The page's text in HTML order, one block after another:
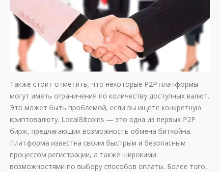
Также стоит отметить, что некоторые P2P платформы
могут иметь ограничения по количеству доступных валют.
Это может быть проблемой, если вы ищете конкретную
криптовалюту. LocalBitcoins — это одна из первых P2P
бирж, предлагающих возможность обмена биткойна.
Платформа известна своим быстрым и безопасным
процессом регистрации, а также широкими
возможностями по выбору способов оплаты. Более того,